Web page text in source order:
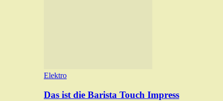
Elektro
Das ist die Barista Touch Impress